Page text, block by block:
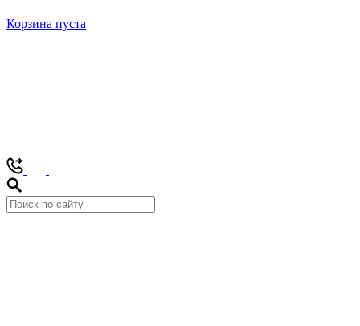
Корзина пуста